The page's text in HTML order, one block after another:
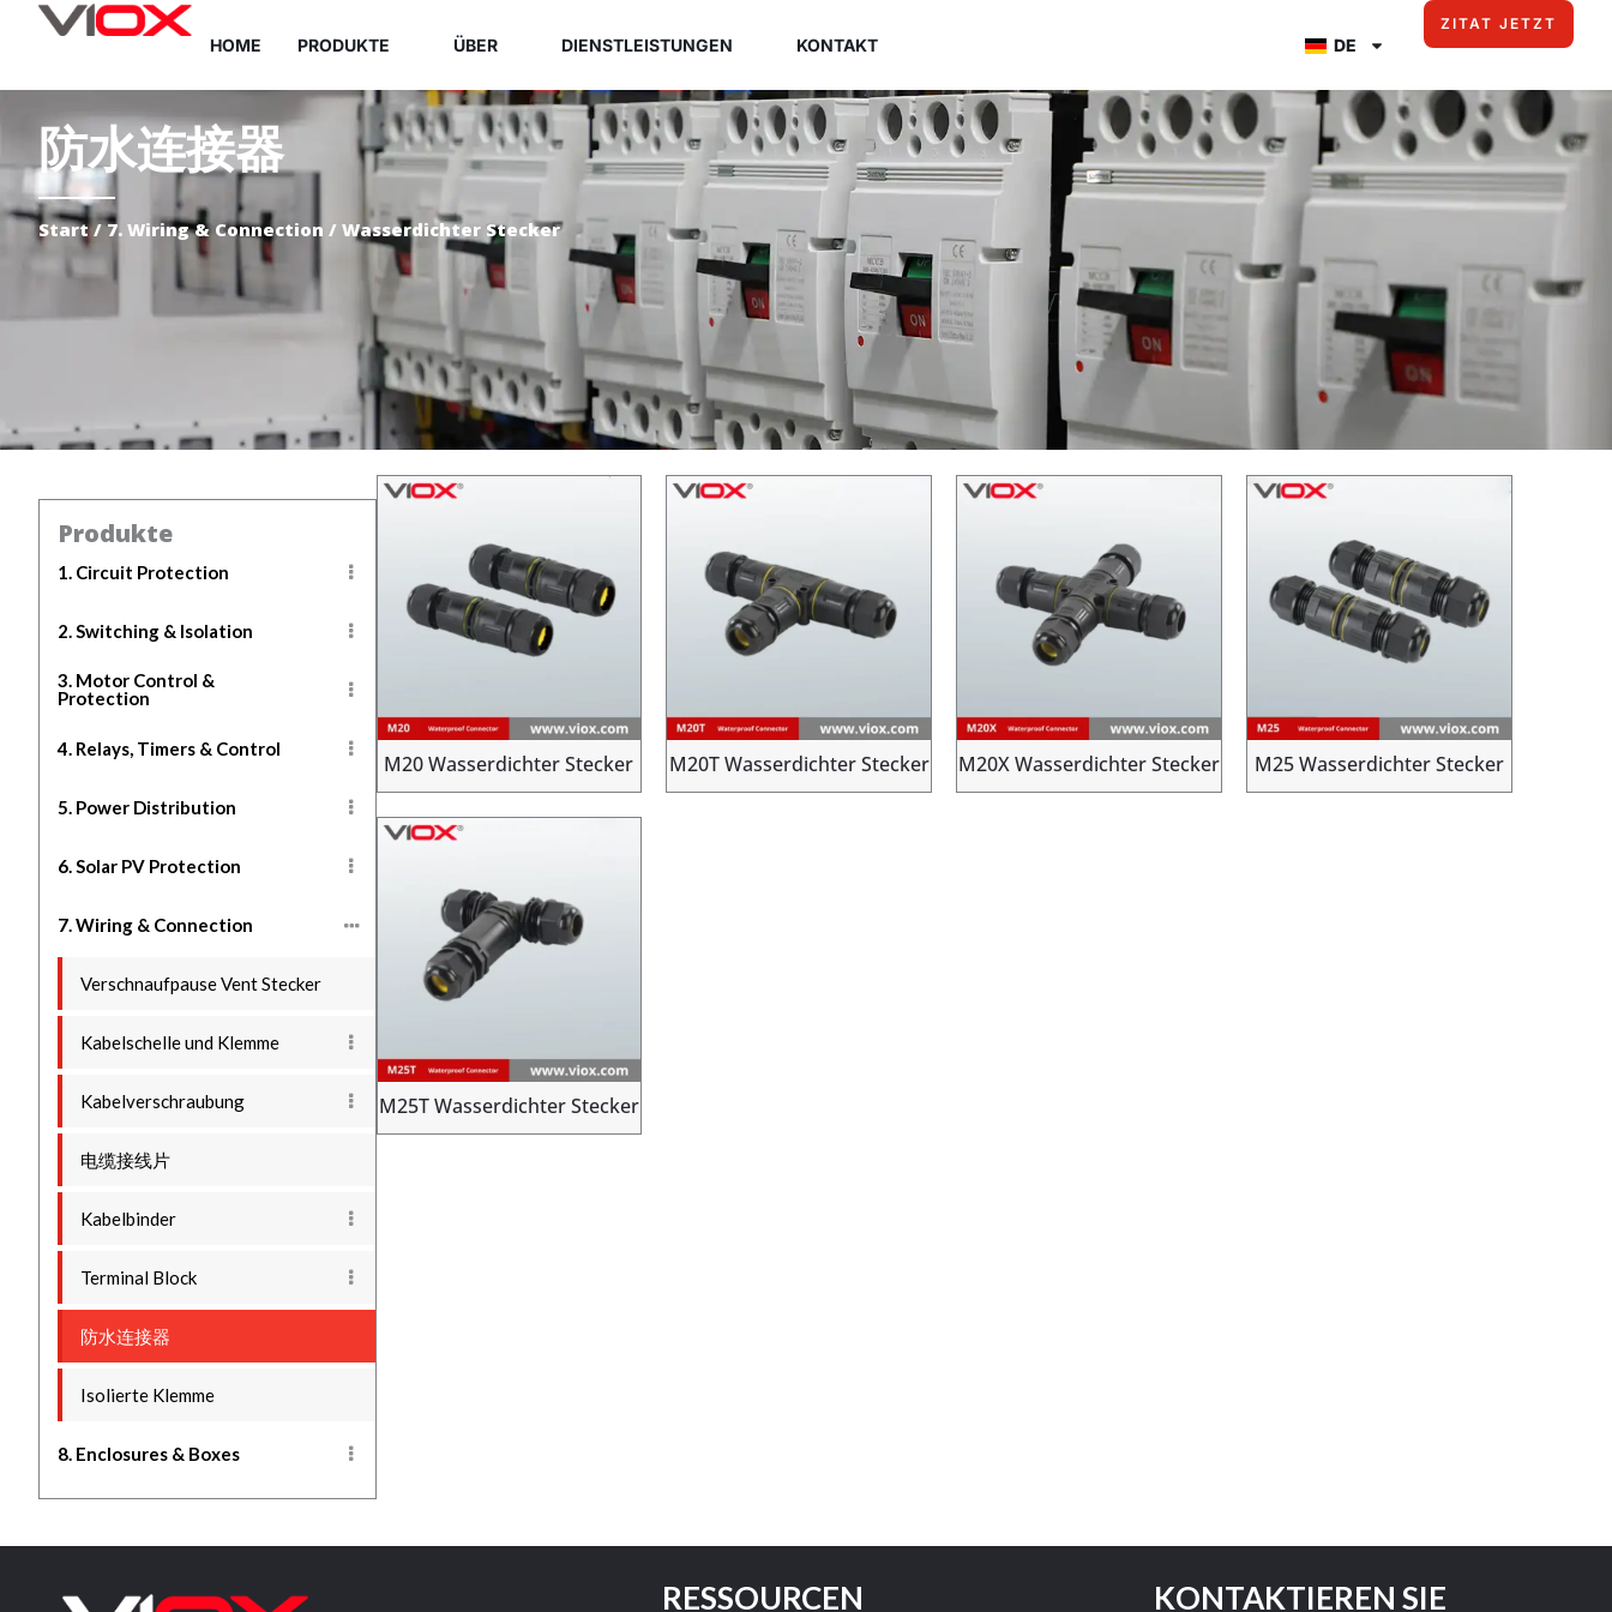
springen
HOME PRODUKTE ÜBER DIENSTLEISTUNGEN KONTAKT DE
ZITAT JETZT
防水连接器
Start/7. Wiring & Connection / Wasserdichter Stecker
Produkte
1. Circuit Protection
2. Switching & Isolation
3. Motor Control &
Protection
4. Relays, Timers & Control
5. Power Distribution
6. Solar PV Protection
7. Wiring & Connection
Verschnaufpause Vent Stecker
Kabelschelle und Klemme
Kabelverschraubung
电缆接线片
Kabelbinder
Terminal Block
防水连接器
Isolierte Klemme
8. Enclosures & Boxes
M20 Wasserdichter Stecker M20T Wasserdichter Stecker M20X Wasserdichter Stecker M25 Wasserdichter Stecker
M25T Wasserdichter Stecker
RESSOURCEN
KONTAKTIEREN SIE